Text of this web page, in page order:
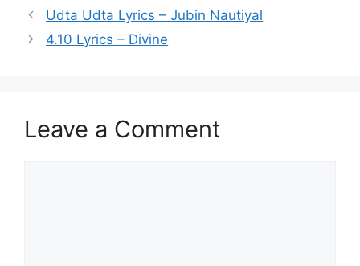
Udta Udta Lyrics – Jubin Nautiyal
4.10 Lyrics – Divine
Leave a Comment